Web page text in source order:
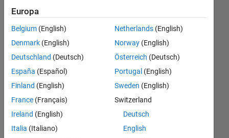
ul Hasan
20 Set
2022
1
Risposta
Aggiornato
4 Ott 2022
22
Visualizzazioni
(30 giorni)
Europa
Belgium (English)
Denmark (English)
Deutschland (Deutsch)
España (Español)
Finland (English)
France (Français)
Ireland (English)
Italia (Italiano)
Netherlands(English)
Norway(English)
Österreich (Deutsch)
Portugal (English)
Sweden (English)
Switzerland
Deutsch
English